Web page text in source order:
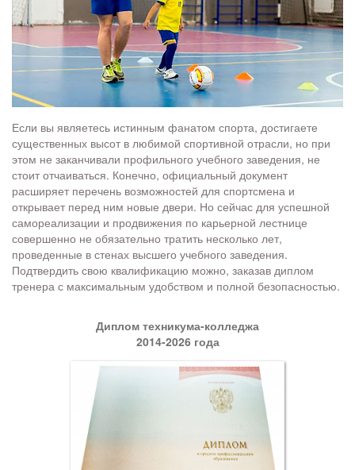
Если вы являетесь истинным фанатом спорта, достигаете
существенных высот в любимой спортивной отрасли, но при
этом не заканчивали профильного учебного заведения, не
стоит отчаиваться. Конечно, официальный документ
расширяет перечень возможностей для спортсмена и
открывает перед ним новые двери. Но сейчас для успешной
самореализации и продвижения по карьерной лестнице
совершенно не обязательно тратить несколько лет,
проведенные в стенах высшего учебного заведения.
Подтвердить свою квалификацию можно, заказав диплом
тренера с максимальным удобством и полной безопасностью.
Диплом техникума-колледжа
2014-2026 года